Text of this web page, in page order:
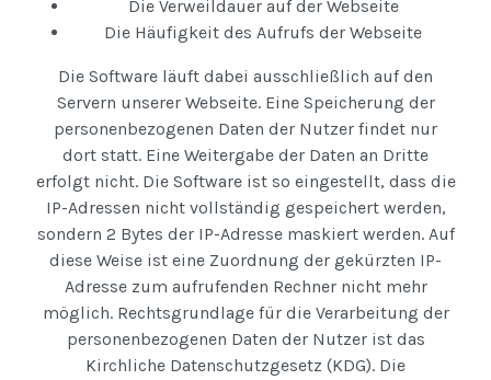
Die Verweildauer auf der Webseite
Die Häufigkeit des Aufrufs der Webseite
Die Software läuft dabei ausschließlich auf den
Servern unserer Webseite. Eine Speicherung der
personenbezogenen Daten der Nutzer findet nur
dort statt. Eine Weitergabe der Daten an Dritte
erfolgt nicht. Die Software ist so eingestellt, dass die
IP-Adressen nicht vollständig gespeichert werden,
sondern 2 Bytes der IP-Adresse maskiert werden. Auf
diese Weise ist eine Zuordnung der gekürzten IP-
Adresse zum aufrufenden Rechner nicht mehr
möglich. Rechtsgrundlage für die Verarbeitung der
personenbezogenen Daten der Nutzer ist das
Kirchliche Datenschutzgesetz (KDG). Die